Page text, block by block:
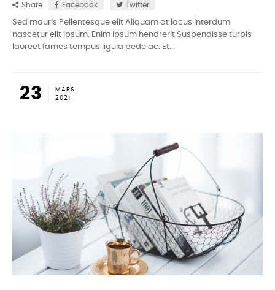
Share Facebook Twitter
MARS
23 2021
Sed mauris Pellentesque elit Aliquam at lacus interdum
nascetur elit ipsum. Enim ipsum hendrerit Suspendisse turpis
laoreet fames tempus ligula pede ac. Et...